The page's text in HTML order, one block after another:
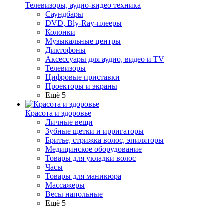
Телевизоры, аудио-видео техника
Саундбары
DVD, Bly-Ray-плееры
Колонки
Музыкальные центры
Диктофоны
Аксессуары для аудио, видео и TV
Телевизоры
Цифровые приставки
Проекторы и экраны
Ещё 5
Красота и здоровье
Личные вещи
Зубные щетки и ирригаторы
Бритье, стрижка волос, эпиляторы
Медицинское оборудование
Товары для укладки волос
Часы
Товары для маникюра
Массажеры
Весы напольные
Ещё 5